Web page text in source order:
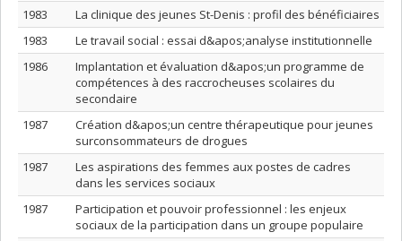
1983
La clinique des jeunes St-Denis : profil des bénéficiaires
1983
Le travail social : essai d&apos;analyse institutionnelle
1986
Implantation et évaluation d&apos;un programme de
compétences à des raccrocheuses scolaires du
secondaire
1987
Création d&apos;un centre thérapeutique pour jeunes
surconsommateurs de drogues
1987
Les aspirations des femmes aux postes de cadres
dans les services sociaux
1987
Participation et pouvoir professionnel : les enjeux
sociaux de la participation dans un groupe populaire